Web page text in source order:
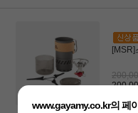
[MSR]
www.gayamy.co.kr의 페